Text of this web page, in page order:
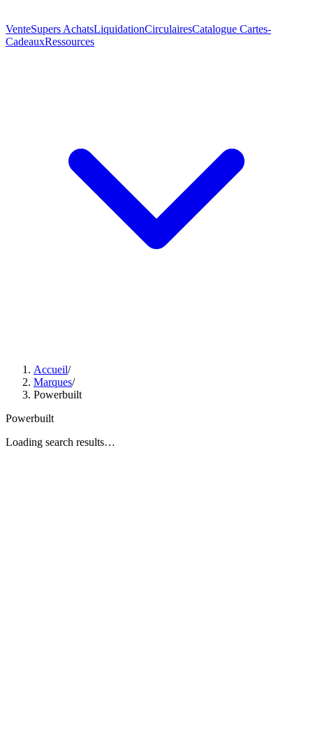
VenteSupers AchatsLiquidationCirculairesCatalogue Cartes-
CadeauxRessources
Accueil/
Marques/
Powerbuilt
Powerbuilt
Loading search results…